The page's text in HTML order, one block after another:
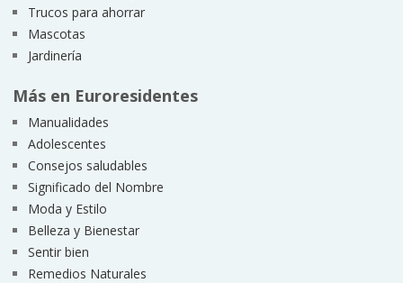
Trucos para ahorrar
Mascotas
Jardinería
Más en Euroresidentes
Manualidades
Adolescentes
Consejos saludables
Significado del Nombre
Moda y Estilo
Belleza y Bienestar
Sentir bien
Remedios Naturales